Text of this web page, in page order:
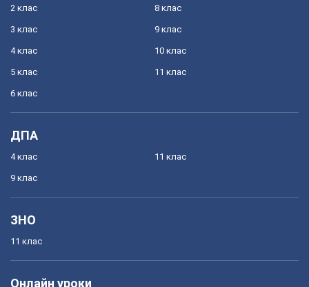
2 клас
3 клас
4 клас
5 клас
6 клас
8 клас
9 клас
10 клас
11 клас
ДПА
4 клас
9 клас
11 клас
ЗНО
11 клас
Онлайн уроки